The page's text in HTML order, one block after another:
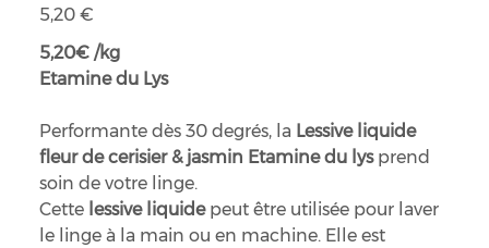
Prix
5,20 €
5,20€ /kg
Etamine du Lys
Performante dès 30 degrés, la Lessive liquide
fleur de cerisier & jasmin Etamine du lysprend
soin de votre linge.
Cette lessive liquidepeut être utilisée pour laver
le linge à la main ou en machine. Elle est